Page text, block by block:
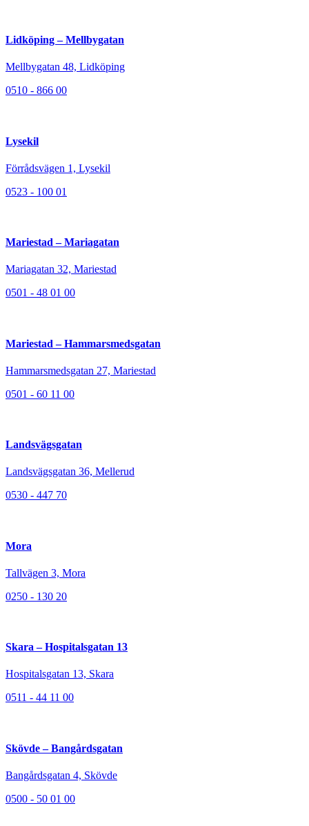
Lidköping – Mellbygatan
Mellbygatan 48, Lidköping
0510 - 866 00
Lysekil
Förrådsvägen 1, Lysekil
0523 - 100 01
Mariestad – Mariagatan
Mariagatan 32, Mariestad
0501 - 48 01 00
Mariestad – Hammarsmedsgatan
Hammarsmedsgatan 27, Mariestad
0501 - 60 11 00
Landsvägsgatan
Landsvägsgatan 36, Mellerud
0530 - 447 70
Mora
Tallvägen 3, Mora
0250 - 130 20
Skara – Hospitalsgatan 13
Hospitalsgatan 13, Skara
0511 - 44 11 00
Skövde – Bangårdsgatan
Bangårdsgatan 4, Skövde
0500 - 50 01 00